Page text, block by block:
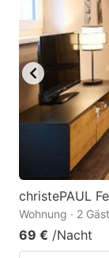
christePAUL
Wohnung · 2
69 € /Nacht